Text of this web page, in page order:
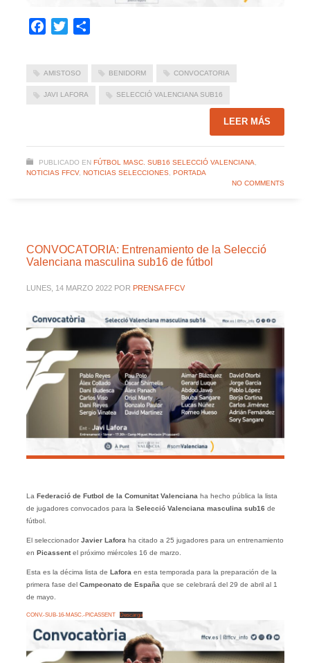
Facebook
Twitter
AMISTOSO BENIDORM CONVOCATORIA
JAVI LAFORA SELECCIÓ VALENCIANA SUB16
LEER MÁS
PUBLICADO EN FÚTBOL MASC. SUB16 SELECCIÓ VALENCIANA
NOTICIAS FFCV, NOTICIAS SELECCIONES, PORTADA
NO COMMENTS
CONVOCATORIA: Entrenamiento de la Selecció
Valenciana masculina sub16 de fútbol
LUNES, 14 MARZO 2022 POR PRENSA FFCV
La Federació de Futbol de la Comunitat Valenciana ha hecho pública la lista
de jugadores convocados para la Selecció Valenciana masculina sub16 de
fútbol.
El seleccionadorJavier Lafora ha citado a 25 jugadores para un entrenamiento
en Picassentel próximo miércoles 16 de marzo.
Esta es la décima lista de Laforaen esta temporada para la preparación de la
primera fase del Campeonato de España que se celebrará del 29 de abril al 1
de mayo.
CONV.-SUB-16-MASC.-PICASSENT Descarga